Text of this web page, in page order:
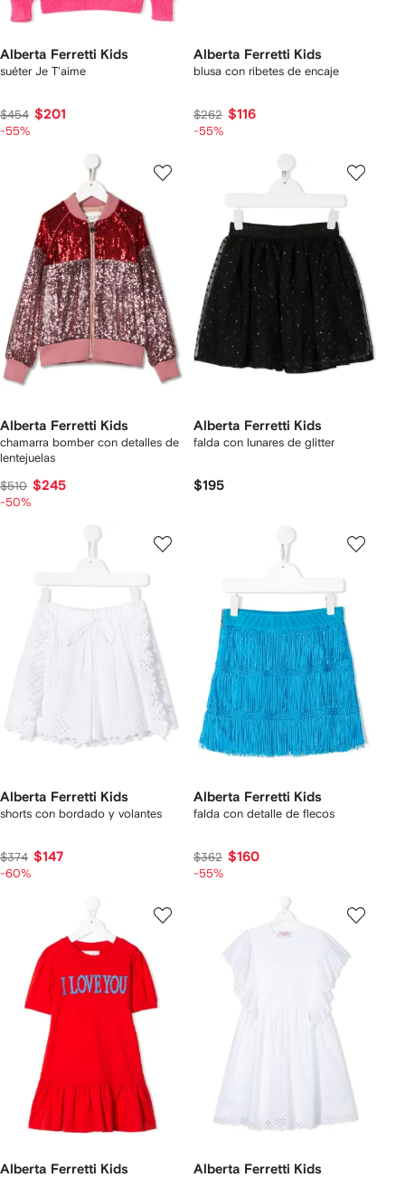
Alberta Ferretti Kids
suéter Je T'aime
$454 $201
-55%
Alberta Ferretti Kids
blusa con ribetes de encaje
$262 $116
-55%
Alberta Ferretti Kids
chamarra bomber con detalles de
lentejuelas
$510 $245
-50%
Alberta Ferretti Kids
falda con lunares de glitter
$195
Alberta Ferretti Kids
shorts con bordado y volantes
$374 $147
-60%
Alberta Ferretti Kids
falda con detalle de flecos
$362 $160
-55%
Alberta Ferretti Kids Alberta Ferretti Kids